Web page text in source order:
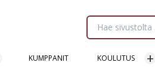
KUMPPANIT KOULUTUS
Etsi
sivua: